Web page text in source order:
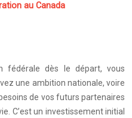
au Canada
fédérale dès le départ, vous
une ambition nationale, voire
de vos futurs partenaires
C’est un investissement initial